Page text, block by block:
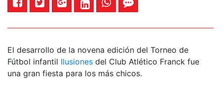
El desarrollo de la novena edición del Torneo de
Fútbol infantil Ilusiones del Club Atlético Franck fue
una gran fiesta para los más chicos.